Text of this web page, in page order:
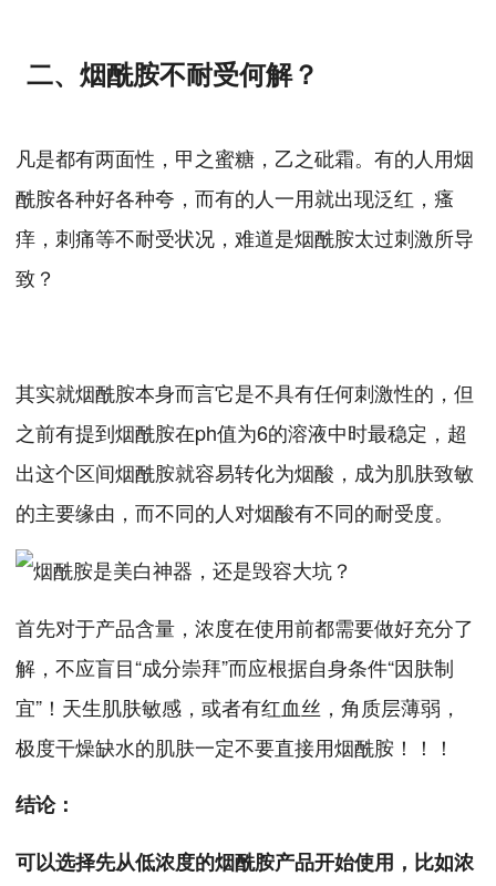
二、烟酰胺不耐受何解？
凡是都有两面性，甲之蜜糖，乙之砒霜。有的人用烟
酰胺各种好各种夸，而有的人一用就出现泛红，瘙
痒，刺痛等不耐受状况，难道是烟酰胺太过刺激所导
致？
其实就烟酰胺本身而言它是不具有任何刺激性的，但
之前有提到烟酰胺在ph值为6的溶液中时最稳定，超
出这个区间烟酰胺就容易转化为烟酸，成为肌肤致敏
的主要缘由，而不同的人对烟酸有不同的耐受度。
首先对于产品含量，浓度在使用前都需要做好充分了
解，不应盲目“成分崇拜”而应根据自身条件“因肤制
宜”！天生肌肤敏感，或者有红血丝，角质层薄弱，
极度干燥缺水的肌肤一定不要直接用烟酰胺！！！
结论：
可以选择先从低浓度的烟酰胺产品开始使用，比如浓